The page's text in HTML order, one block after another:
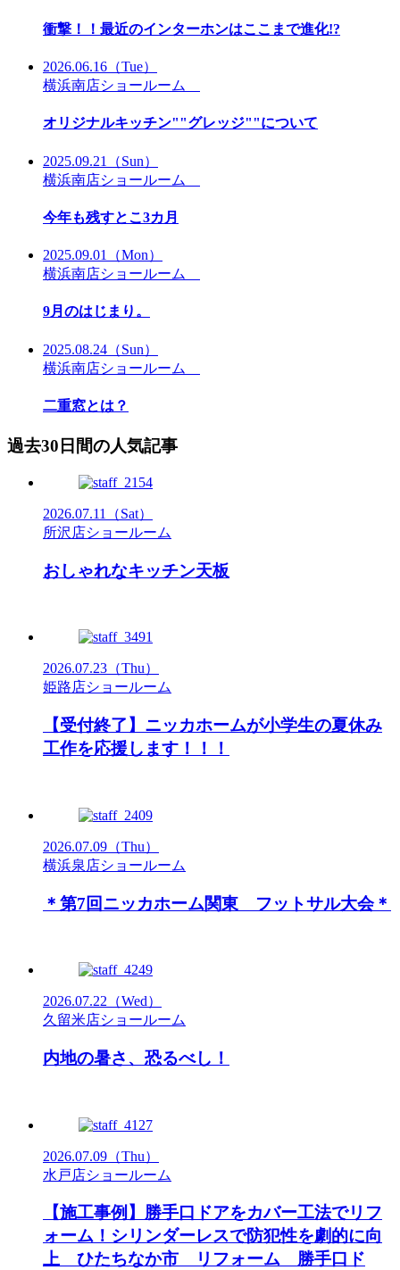
衝撃！！最近のインターホンはここまで進化!?
2026.06.16 （Tue）
横浜南店ショールーム
オリジナルキッチン""グレッジ""について
2025.09.21
（Sun）
横浜南店ショールーム
今年も残すとこ3カ月
2025.09.01
（Mon）
横浜南店ショールーム
9月のはじまり。
2025.08.24 （Sun）
横浜南店ショールーム
二重窓とは？
過去30日間の人気記事
2026.07.11
（Sat）
所沢店ショールーム
おしゃれなキッチン天板
2026.07.23 （Thu）
姫路店ショールーム
【受付終了】ニッカホームが小学生の夏休み
工作を応援します！！！
2026.07.09 （Thu）
横浜泉店ショールーム
＊第7回ニッカホーム関東 フットサル大会＊
2026.07.22 （Wed）
久留米店ショールーム
内地の暑さ、恐るべし！
2026.07.09 （Thu）
水戸店ショールーム
【施工事例】勝手口ドアをカバー工法でリフ
ォーム！シリンダーレスで防犯性を劇的に向
上 ひたちなか市 リフォーム 勝手口ド